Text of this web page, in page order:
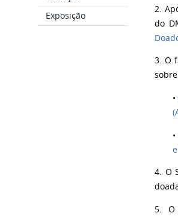
Exposição
2.
do
3. O
4. O
5.O